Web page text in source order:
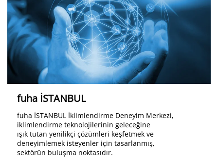
fuha İSTANBUL
fuha İSTANBUL İklimlendirme Deneyim Merkezi,
iklimlendirme teknolojilerinin geleceğine
ışık tutan yenilikçi çözümleri keşfetmek ve
deneyimlemek isteyenler için tasarlanmış,
sektörün buluşma noktasıdır.